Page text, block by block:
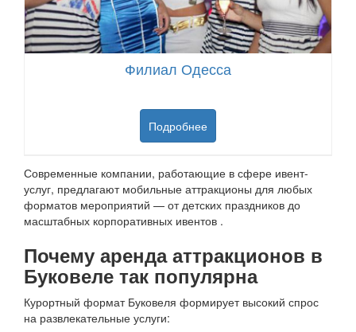
Филиал Одесса
Подробнее
Современные компании, работающие в сфере ивент-
услуг, предлагают мобильные аттракционы для любых
форматов мероприятий — от детских праздников до
масштабных корпоративных ивентов .
Почему аренда аттракционов в
Буковеле так популярна
Курортный формат Буковеля формирует высокий спрос
на развлекательные услуги: